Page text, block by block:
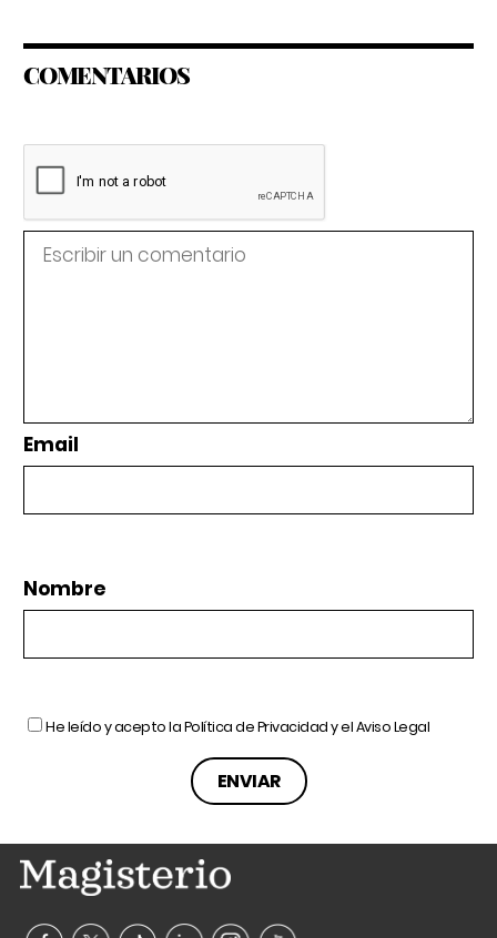
COMENTARIOS
Email
Nombre
He leído y acepto laPolítica de Privacidady elAviso Legal